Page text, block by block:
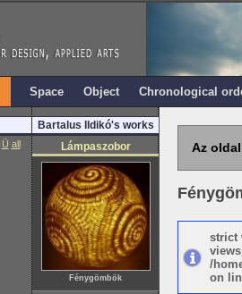
Space Object Chronological
Ü all
Bartalus Ildikó's works
Lámpaszobor
Fénygömbök
Az
strict
/
on